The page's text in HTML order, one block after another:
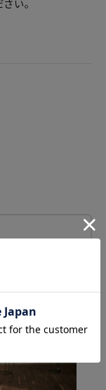
い。